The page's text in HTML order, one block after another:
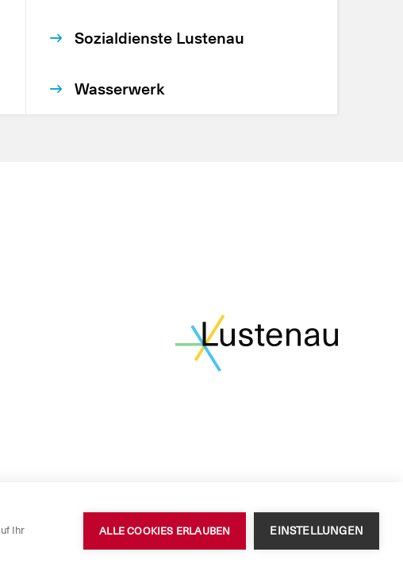
Ihr
ALLE COOKIES ERLAUBEN EINSTELLUNGEN
Sozialdienste Lustenau
Wasserwerk
Datenschutzerklärung Barrierefreiheit